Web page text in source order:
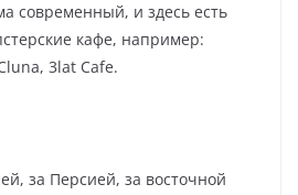
современный, и здесь есть
кафе, например:
3lat Cafe.
за Персией, за восточной